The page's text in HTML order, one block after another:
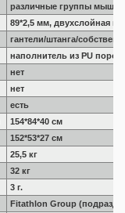
различные группы мышц
89*2,5 мм, двухслойная
гантели/штанга/
наполнитель из PU
нет
нет
есть
154*84*40 см
152*53*27 см
25,5 кг
32 кг
3 г.
Fitathlon Group